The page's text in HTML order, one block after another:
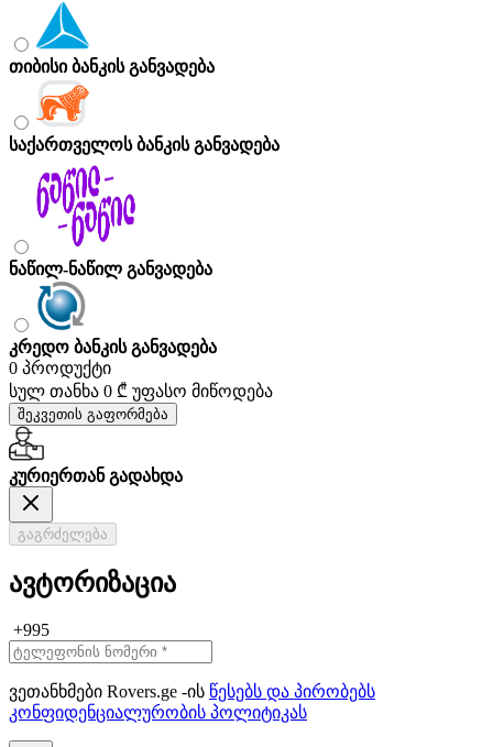
თიბისი ბანკის განვადება
საქართველოს ბანკის განვადება
ნაწილ-ნაწილ განვადება
კრედო ბანკის განვადება
0 პროდუქტი
სულ თანხა 0 ₾ უფასო მიწოდება
შეკვეთის გაფორმება
კურიერთან გადახდა
გაგრძელება
ავტორიზაცია
+995
ვეთანხმები Rovers.ge -ის წესებს და პირობებს
კონფიდენციალურობის პოლიტიკას